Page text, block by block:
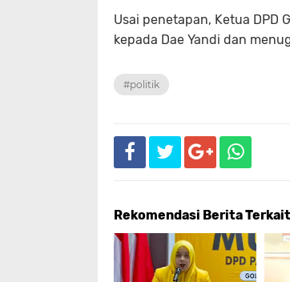
Usai penetapan, Ketua DPD
kepada Dae Yandi dan
#politik
Rekomendasi Berita Terkait